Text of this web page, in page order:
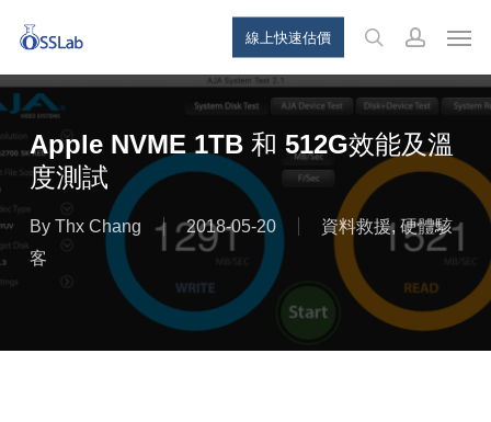
main
content
線上快速估價
searchaccount
Apple NVME 1TB 和 512G效能及溫
度測試
By Thx Chang 2018-05-20 資料救援, 硬體駭
客